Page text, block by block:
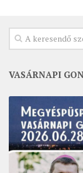
EGYHÁZI
IN
PLÉBÁNIÁK
ÉSZAKI
VASÁRNAPI